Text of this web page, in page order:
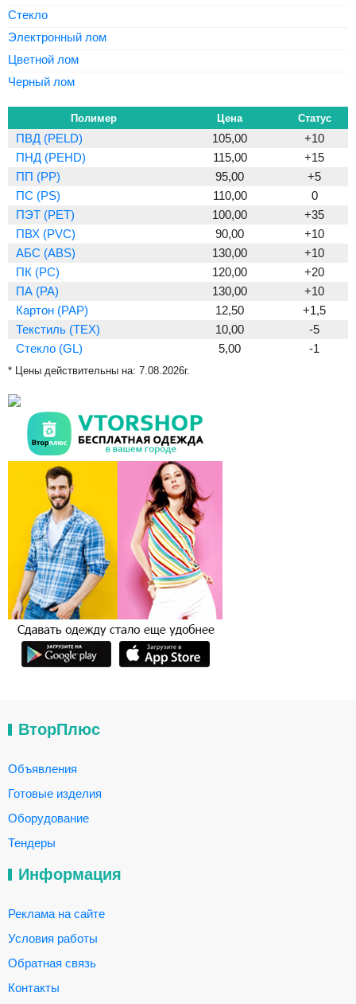
Стекло
Электронный лом
Цветной лом
Черный лом
Полимер Цена Статус
ПВД (PELD) 105,00
+10
ПНД (PEHD)
115,00
+15
ПП (PP)
95,00
+5
ПС (PS)
110,00
0
ПЭТ (PET)
100,00
+35
ПВХ (PVC)
90,00
+10
АБС (ABS)
130,00
+10
ПК (PC)
120,00
+20
ПА (PA)
130,00
+10
Картон (PAP)
12,50
+1,5
Текстиль (TEX)
10,00
-5
Стекло (GL)
5,00 -1
* Цены действительны на: 7.08.2026г.
ВторПлюс
Объявления
Готовые изделия
Оборудование
Тендеры
Информация
Реклама на сайте
Условия работы
Обратная связь
Контакты